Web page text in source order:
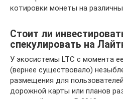
котировки монеты на
Стоит ли
спекулировать на
У экосистемы LTC с момента
(вернее существовало)
размещения для
дорожной карты или планов